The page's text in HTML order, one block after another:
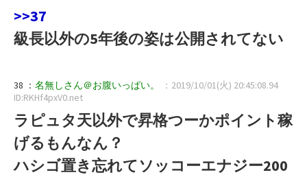
>>37
級長以外の5年後の姿は公開されてない
38 ： 名無しさん＠お腹いっぱい。
：2019/10/01(火) 20:45:08.94
ID:RKHf4pxV0.net
ラピュタ天以外で昇格つーかポイント稼
げるもんなん？
ハシゴ置き忘れてソッコーエナジー200